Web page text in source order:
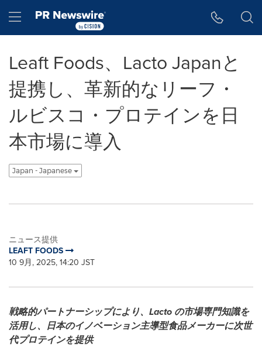
Hamburger menu
Leaft Foods、Lacto Japanと
提携し、革新的なリーフ・
ルビスコ・プロテインを日
本市場に導入
Japan - Japanese
ニュース提供
LEAFT FOODS
10 9月, 2025, 14:20 JST
戦略的パートナーシップにより、 Lacto の市場専門知識を
活用し、日本のイノベーション主導型食品メーカーに次世
代プロテインを提供